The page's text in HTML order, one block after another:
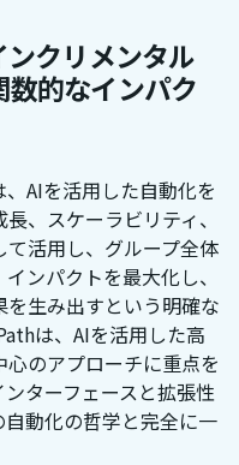
クリメンタル
的なインパク
AIを活用した自動化を
、スケーラビリティ、
活用し、グループ全体
ンパクトを最大化し、
生み出すという明確な
は、AIを活用した高
のアプローチに重点を
ターフェースと拡張性
動化の哲学と完全に一